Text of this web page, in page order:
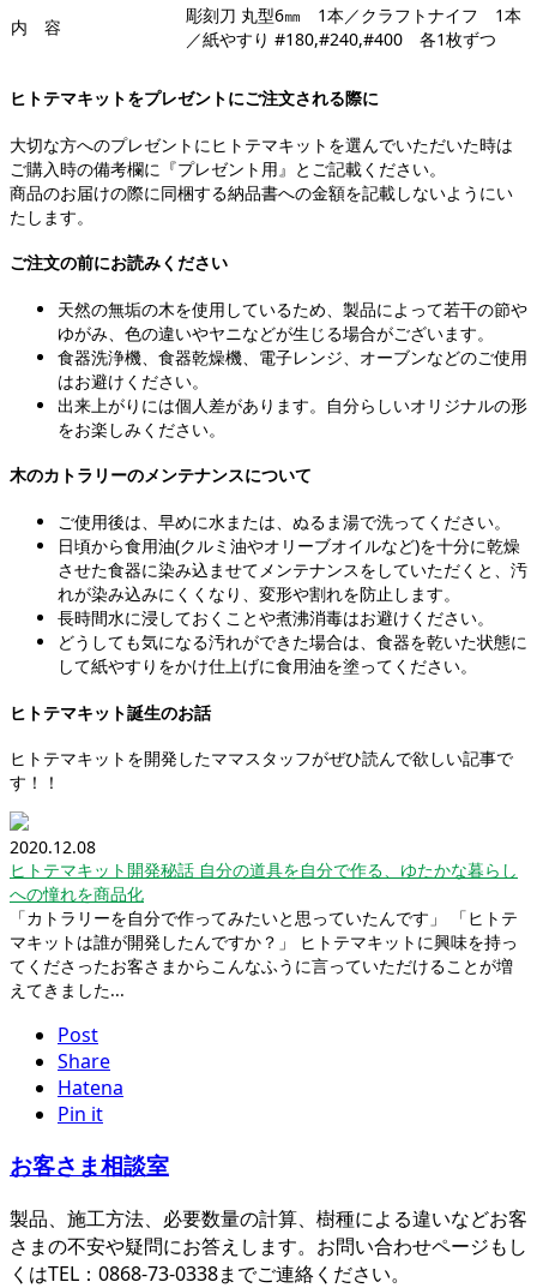
内 容
彫刻刀 丸型6㎜ 1本／クラフトナイフ 1本
／紙やすり #180,#240,#400 各1枚ずつ
ヒトテマキットをプレゼントにご注文される際に
大切な方へのプレゼントにヒトテマキットを選んでいただいた時は
ご購入時の備考欄に『プレゼント用』とご記載ください。
商品のお届けの際に同梱する納品書への金額を記載しないようにい
たします。
ご注文の前にお読みください
天然の無垢の木を使用しているため、製品によって若干の節や
ゆがみ、色の違いやヤニなどが生じる場合がございます。
食器洗浄機、食器乾燥機、電子レンジ、オーブンなどのご使用
はお避けください。
出来上がりには個人差があります。自分らしいオリジナルの形
をお楽しみください。
木のカトラリーのメンテナンスについて
ご使用後は、早めに水または、ぬるま湯で洗ってください。
日頃から食用油(クルミ油やオリーブオイルなど)を十分に乾燥
させた食器に染み込ませてメンテナンスをしていただくと、汚
れが染み込みにくくなり、変形や割れを防止します。
長時間水に浸しておくことや煮沸消毒はお避けください。
どうしても気になる汚れができた場合は、食器を乾いた状態に
して紙やすりをかけ仕上げに食用油を塗ってください。
ヒトテマキット誕生のお話
ヒトテマキットを開発したママスタッフがぜひ読んで欲しい記事で
す！！
2020.12.08
ヒトテマキット開発秘話 自分の道具を自分で作る、ゆたかな暮らし
への憧れを商品化
「カトラリーを自分で作ってみたいと思っていたんです」 「ヒトテ
マキットは誰が開発したんですか？」 ヒトテマキットに興味を持っ
てくださったお客さまからこんなふうに言っていただけることが増
えてきました...
Post
Share
Hatena
Pin it
お客さま相談室
製品、施工方法、必要数量の計算、樹種による違いなどお客
さまの不安や疑問にお答えします。お問い合わせページもし
くはTEL：0868-73-0338までご連絡ください。